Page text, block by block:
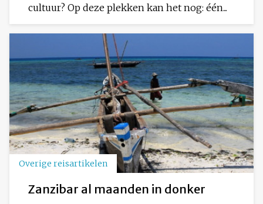
cultuur? Op deze plekken kan het nog: één...
Overige reisartikelen
Zanzibar al maanden in donker